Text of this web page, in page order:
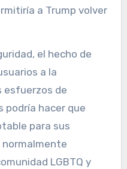
a Trump volver
el hecho de
a la
esfuerzos de
podría hacer que
para sus
normalmente
LGBTQ y